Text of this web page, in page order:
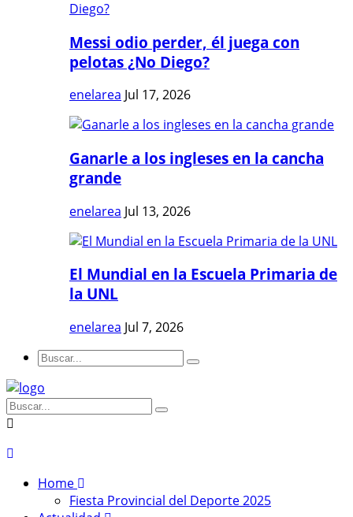
Messi odio perder, él juega con
pelotas ¿No Diego?
enelarea Jul 17, 2026
Ganarle a los ingleses en la cancha
grande
enelarea Jul 13, 2026
El Mundial en la Escuela Primaria de
la UNL
enelarea Jul 7, 2026
Home
Fiesta Provincial del Deporte 2025